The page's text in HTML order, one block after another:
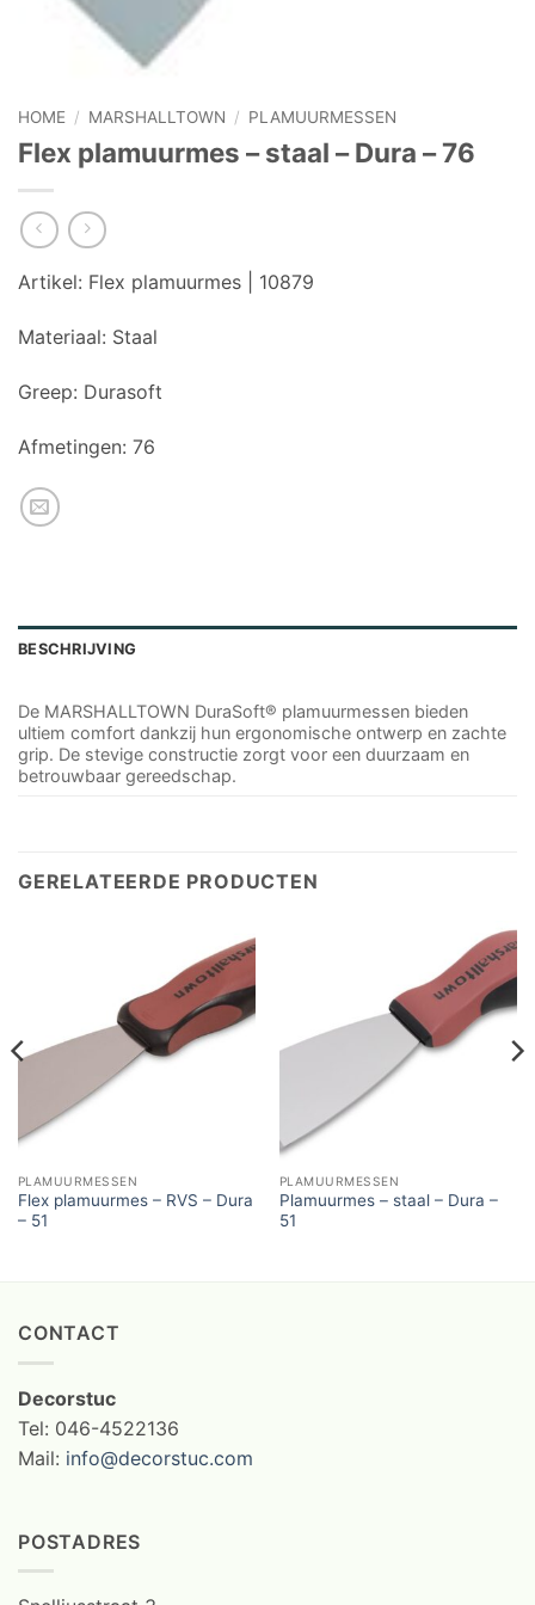
HOME / MARSHALLTOWN / PLAMUURMESSEN
Flex plamuurmes – staal – Dura – 76
Artikel: Flex plamuurmes | 10879
Materiaal: Staal
Greep: Durasoft
Afmetingen: 76
BESCHRIJVING
De MARSHALLTOWN DuraSoft® plamuurmessen bieden
ultiem comfort dankzij hun ergonomische ontwerp en zachte
grip. De stevige constructie zorgt voor een duurzaam en
betrouwbaar gereedschap.
GERELATEERDE PRODUCTEN
PLAMUURMESSEN
Flex plamuurmes – RVS – Dura
– 51
PLAMUURMESSEN
Plamuurmes – staal – Dura –
51
CONTACT
Decorstuc
Tel: 046-4522136
Mail: info@decorstuc.com
POSTADRES